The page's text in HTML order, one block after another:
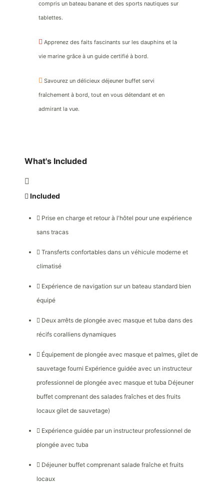
compris un bateau banane et des sports nautiques sur
tablettes.
Apprenez des faits fascinants sur les dauphins et la
vie marine grâce à un guide certifié à bord.
Savourez un délicieux déjeuner buffet servi
fraîchement à bord, tout en vous détendant et en
admirant la vue.
What's Included
Included
Prise en charge et retour à l'hôtel pour une expérience
sans tracas
Transferts confortables dans un véhicule moderne et
climatisé
Expérience de navigation sur un bateau standard bien
équipé
Deux arrêts de plongée avec masque et tuba dans des
récifs coralliens dynamiques
Équipement de plongée avec masque et palmes, gilet de
sauvetage fourni Expérience guidée avec un instructeur
professionnel de plongée avec masque et tuba Déjeuner
buffet comprenant des salades fraîches et des fruits
locaux gilet de sauvetage)
Expérience guidée par un instructeur professionnel de
plongée avec tuba
Déjeuner buffet comprenant salade fraîche et fruits
locaux